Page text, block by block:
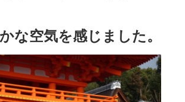
な空気を感じました。